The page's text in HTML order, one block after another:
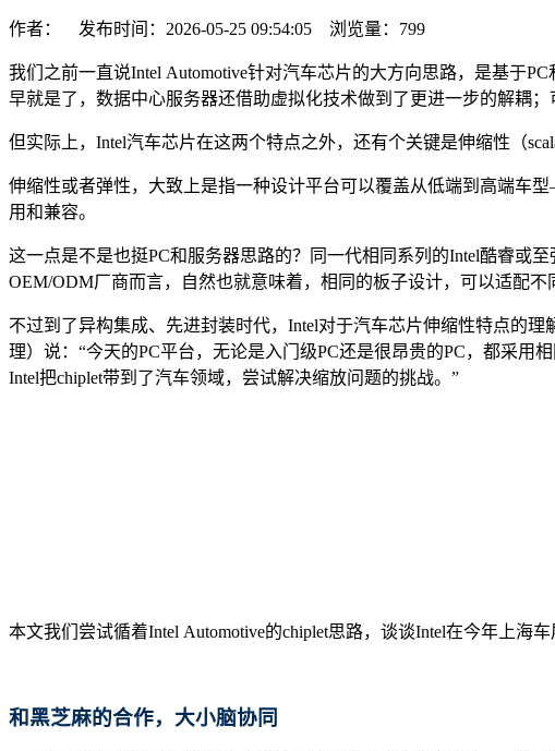
作者： 发布时间：2026-05-25 09:54:05 浏览量： 799
我们之前一直说Intel Automotive针对汽车芯片的大方向思路，是基于
早就是了，数据中心服务器还借助虚拟化技术做到了更进一步的解耦
但实际上，Intel汽车芯片在这两个特点之外，还有个关键是伸缩性（
伸缩性或者弹性，大致上是指一种设计平台可以覆盖从低端到高端车
用和兼容。
这一点是不是也挺PC和服务器思路的？同一代相同系列的Intel酷睿或
OEM/ODM厂商而言，自然也就意味着，相同的板子设计，可以适配
不过到了异构集成、先进封装时代，Intel对于汽车芯片伸缩性特点的
理）说：“今天的PC平台，无论是入门级PC还是很昂贵的PC，都采用
Intel把chiplet带到了汽车领域，尝试解决缩放问题的挑战。”
本文我们尝试循着Intel Automotive的chiplet思路，谈谈Intel在今年上海
和黑芝麻的合作，大小脑协同